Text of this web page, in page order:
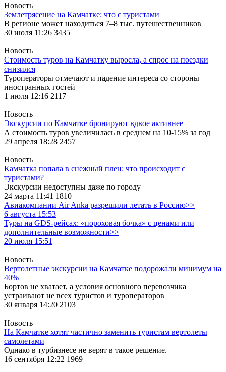
Новость
Землетрясение на Камчатке: что с туристами
В регионе может находиться 7–8 тыс. путешественников
30 июля 11:26 3435
Новость
Стоимость туров на Камчатку выросла, а спрос на поездки
снизился
Туроператоры отмечают и падение интереса со стороны
иностранных гостей
1 июля 12:16 2117
Новость
Экскурсии по Камчатке бронируют вдвое активнее
А стоимость туров увеличилась в среднем на 10-15% за год
29 апреля 18:28 2457
Новость
Камчатка попала в снежный плен: что происходит с
туристами?
Экскурсии недоступны даже по городу
24 марта 11:41 1810
Авиакомпании Air Anka разрешили летать в Россию>>
6 августа 15:53
Туры на GDS-рейсах: «пороховая бочка» с ценами или
дополнительные возможности>>
20 июля 15:51
Новость
Вертолетные экскурсии на Камчатке подорожали минимум на
40%
Бортов не хватает, а условия основного перевозчика
устраивают не всех туристов и туроператоров
30 января 14:20 2103
Новость
На Камчатке хотят частично заменить туристам вертолеты
самолетами
Однако в турбизнесе не верят в такое решение.
16 сентября 12:22 1969